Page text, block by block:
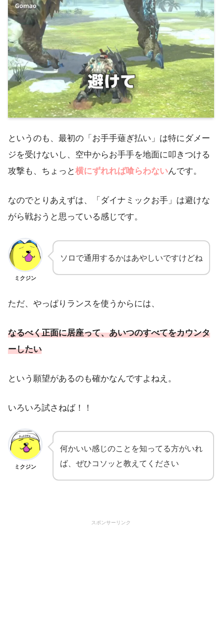
というのも、最初の「お手手薙ぎ払い」は特にダメー
ジを受けないし、空中からお手手を地面に叩きつける
攻撃も、ちょっと横にずれれば喰らわないんです。
なのでとりあえずは、「ダイナミックお手」は避けな
がら戦おうと思っている感じです。
ミクジン
ソロで通用するかはあやしいですけどね
ただ、やっぱりランスを使うからには、
なるべく正面に居座って、あいつのすべてをカウンタ
ーしたい
という願望があるのも確かなんですよねえ。
いろいろ試さねば！！
ミクジン
何かいい感じのことを知ってる方がいれ
ば、ぜひコソッと教えてください
スポンサーリンク